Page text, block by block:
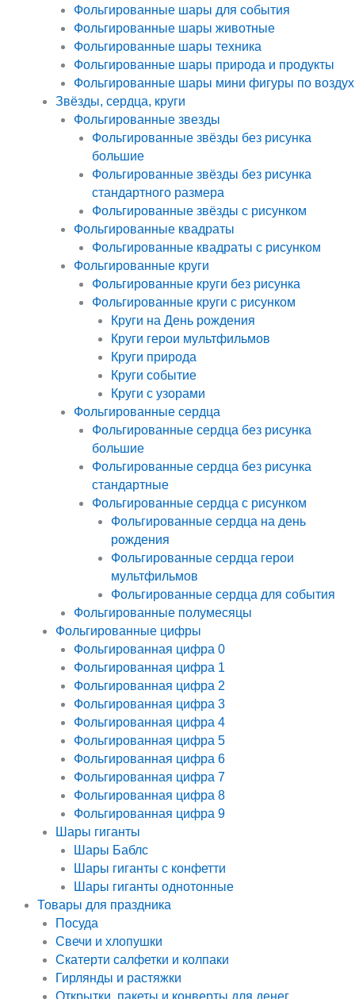
Фольгированные шары для события
Фольгированные шары животные
Фольгированные шары техника
Фольгированные шары природа и продукты
Фольгированные шары мини фигуры по воздух
Звёзды, сердца, круги
Фольгированные звезды
Фольгированные звёзды без рисунка
большие
Фольгированные звёзды без рисунка
стандартного размера
Фольгированные звёзды с рисунком
Фольгированные квадраты
Фольгированные квадраты с рисунком
Фольгированные круги
Фольгированные круги без рисунка
Фольгированные круги с рисунком
Круги на День рождения
Круги герои мультфильмов
Круги природа
Круги событие
Круги с узорами
Фольгированные сердца
Фольгированные сердца без рисунка
большие
Фольгированные сердца без рисунка
стандартные
Фольгированные сердца с рисунком
Фольгированные сердца на день
рождения
Фольгированные сердца герои
мультфильмов
Фольгированные сердца для события
Фольгированные полумесяцы
Фольгированные цифры
Фольгированная цифра 0
Фольгированная цифра 1
Фольгированная цифра 2
Фольгированная цифра 3
Фольгированная цифра 4
Фольгированная цифра 5
Фольгированная цифра 6
Фольгированная цифра 7
Фольгированная цифра 8
Фольгированная цифра 9
Шары гиганты
Шары Баблс
Шары гиганты с конфетти
Шары гиганты однотонные
Товары для праздника
Посуда
Свечи и хлопушки
Скатерти салфетки и колпаки
Гирлянды и растяжки